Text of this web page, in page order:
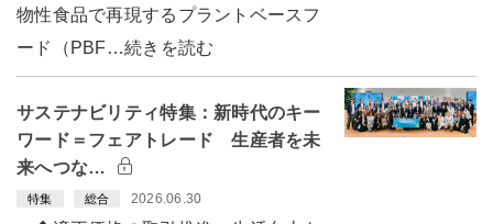
物性食品で再現するプラントベースフ
ード（PBF…続きを読む
サステナビリティ特集：新時代のキー
ワード＝フェアトレード 生産者を未
来へつな…
特集 総合 2026.06.30